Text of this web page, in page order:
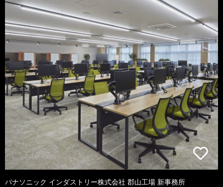
パナソニック インダストリー株式会社 郡山工場 新事務所